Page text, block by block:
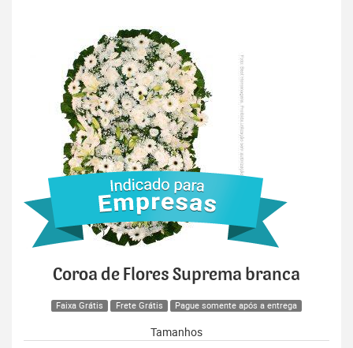
Coroa de Flores Suprema branca
Faixa Grátis Frete Grátis Pague somente após a entrega
Tamanhos